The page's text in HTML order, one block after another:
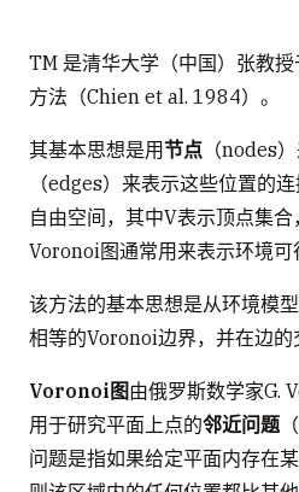
TM 是清华大学（中国）张教
方法（Chien et al. 1984）。
其基本思想是用节点 （nodes
（edges）来表示这些位置的
自由空间，其中V表示顶点集合
Voronoi图通常用来表示环境可
该方法的基本思想是从环境模
相等的Voronoi边界，并在边的
Voronoi图由俄罗斯数学家G.
用于研究平面上点的邻近问题
问题是指如果给定平面内存在